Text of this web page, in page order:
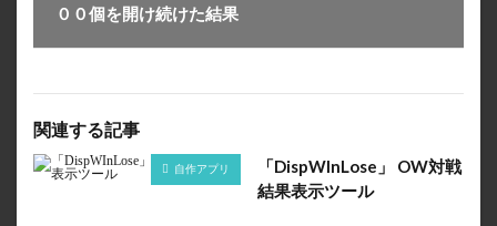
００個を開け続けた結果
関連する記事
自作アプリ
「DispWInLose」 OW対戦
結果表示ツール